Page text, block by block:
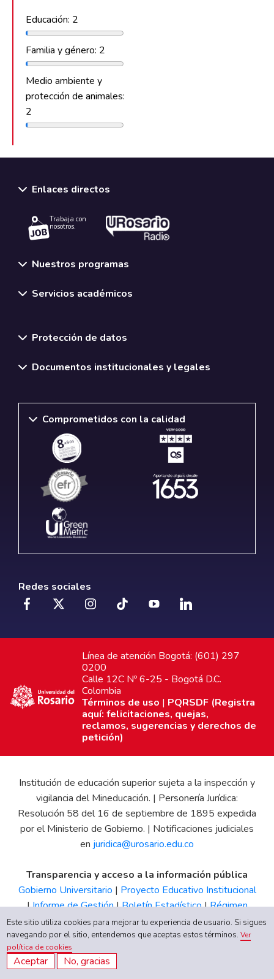
Educación: 2
Familia y género: 2
Medio ambiente y
protección de animales:
2
Enlaces directos
Trabaja con
nosotros.
Nuestros programas
Servicios académicos
Protección de datos
Documentos institucionales y legales
Comprometidos con la calidad
Redes sociales
Línea de atención Bogotá: (601) 297
0200
Calle 12C Nº 6-25 - Bogotá D.C.
Colombia
Términos de uso | PQRSDF (Registra
aquí: felicitaciones, quejas,
reclamos, sugerencias y derechos de
petición)
Institución de educación superior sujeta a la inspección y
vigilancia del Mineducación. | Personería Jurídica:
Resolución 58 del 16 de septiembre de 1895 expedida
por el Ministerio de Gobierno. | Notificaciones judiciales
en juridica@urosario.edu.co
Transparencia y acceso a la información pública
Gobierno Universitario | Proyecto Educativo Institucional
|Informe de Gestión|Boletín Estadístico|Régimen
Tributario|Estados Financieros |Código de Ética| Canal
de Integridad UR
Este sitio utiliza cookies para mejorar tu experiencia de usuario. Si sigues
navegando por el sitio, entendemos que aceptas estos términos.Ver
política de cookies
Aceptar No, gracias